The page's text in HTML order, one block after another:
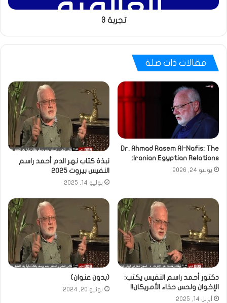
تجربة 3
مقالات ذات صلة
Dr. Ahmad Rasem Al-Nafis: The
Iranian Egyptian Relations:
يونيو 24, 2026
نبذة كتاب نهر الدم أحمد راسم
النفيس بيروت 2025
يوليو 14, 2025
دكتور أحمد راسم النفيس يكتب:
الإخوان ولحس حذاء الأمريكان!!
أبريل 14, 2025
(بدون عنوان)
يونيو 20, 2024